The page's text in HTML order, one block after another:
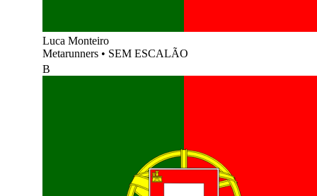
Luca Monteiro
Metarunners • SEM ESCALÃO
B